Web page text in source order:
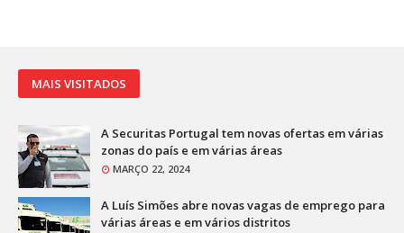
MAIS VISITADOS
A Securitas Portugal tem novas ofertas em várias
zonas do país e em várias áreas
MARÇO 22, 2024
A Luís Simões abre novas vagas de emprego para
várias áreas e em vários distritos